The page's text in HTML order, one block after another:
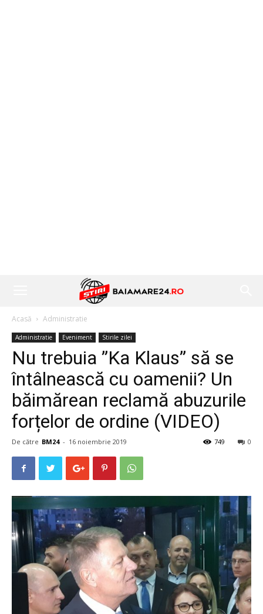
Acasă Administratie
Administratie Eveniment Stirile zilei
Nu trebuia ”Ka Klaus” să se
întâlnească cu oamenii? Un
băimărean reclamă abuzurile
forțelor de ordine (VIDEO)
De către BM24 - 16 noiembrie 2019 0
749